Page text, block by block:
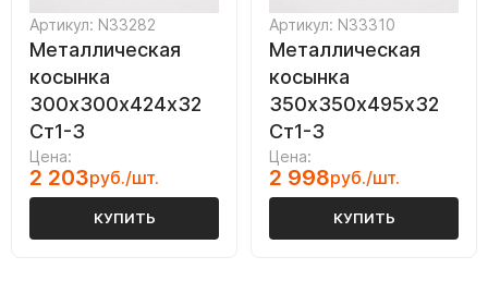
Артикул: N33282
Металлическая
косынка
300х300х424х32
Ст1-3
Цена:
2 203руб./шт.
КУПИТЬ
Артикул: N33310
Металлическая
косынка
350х350х495х32
Ст1-3
Цена:
2 998руб./шт.
КУПИТЬ